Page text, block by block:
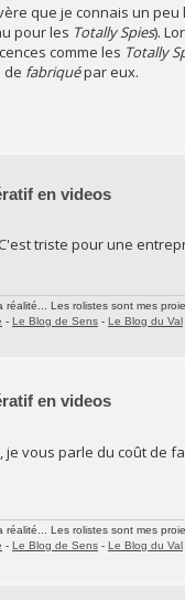
que je connais un
pour les Totally Spies).
comme les Totally
de fabriquépar eux.
en videos
triste pour une
Les rolistes sont mes
- Le Blog de Sens - Le Blog du Val
en videos
vous parle du coût de
Les rolistes sont mes
- Le Blog de Sens - Le Blog du Val